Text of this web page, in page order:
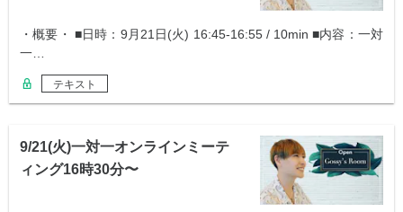
・概要・ ■日時：9月21日(火) 16:45-16:55 / 10min ■内容：一対
一…
テキスト
9/21(火)一対一オンラインミーテ
ィング16時30分〜